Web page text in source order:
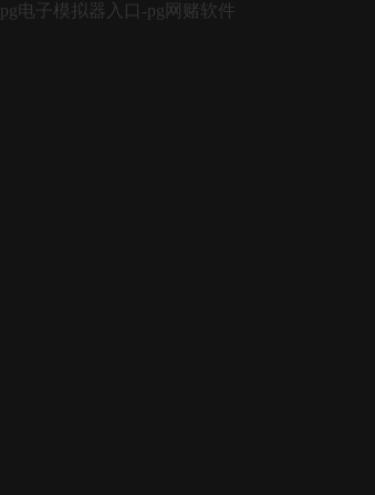
pg电子模拟器入口-pg网赌软件